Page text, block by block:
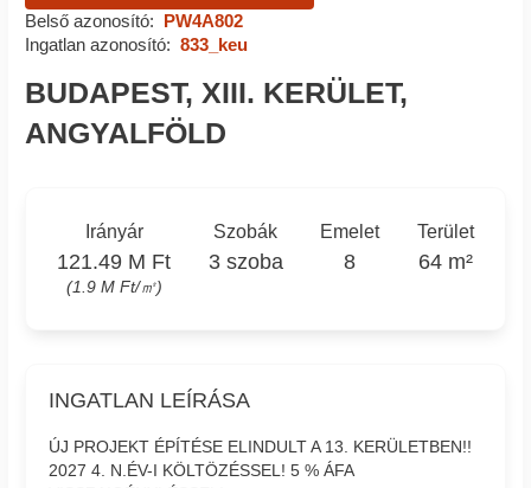
Belső azonosító: PW4A802
Ingatlan azonosító: 833_keu
BUDAPEST, XIII. KERÜLET,
ANGYALFÖLD
Irányár
121.49 M Ft
(1.9 M Ft/㎡)
Szobák
3 szoba
Emelet
8
Terület
64 m²
INGATLAN LEÍRÁSA
ÚJ PROJEKT ÉPÍTÉSE ELINDULT A 13. KERÜLETBEN!!
2027 4. N.ÉV-I KÖLTÖZÉSSEL! 5 % ÁFA